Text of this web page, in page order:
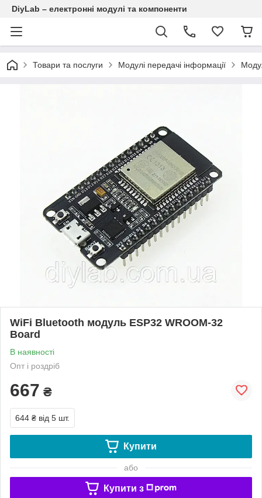
DiyLab – електронні модулі та компоненти
Товари та послуги Модулі передачі інформації
WiFi Bluetooth модуль ESP32 WROOM-32
Board
В наявності
Опт і роздріб
667 ₴
644 ₴ від 5 шт.
Купити
або
Купити з